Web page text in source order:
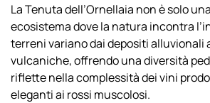
La Tenuta dell’Ornellaia non è solo
ecosistema dove la natura incontra
terreni variano dai depositi alluvionali
vulcaniche, offrendo una diversità
riflette nella complessità dei vini
eleganti ai rossi muscolosi.